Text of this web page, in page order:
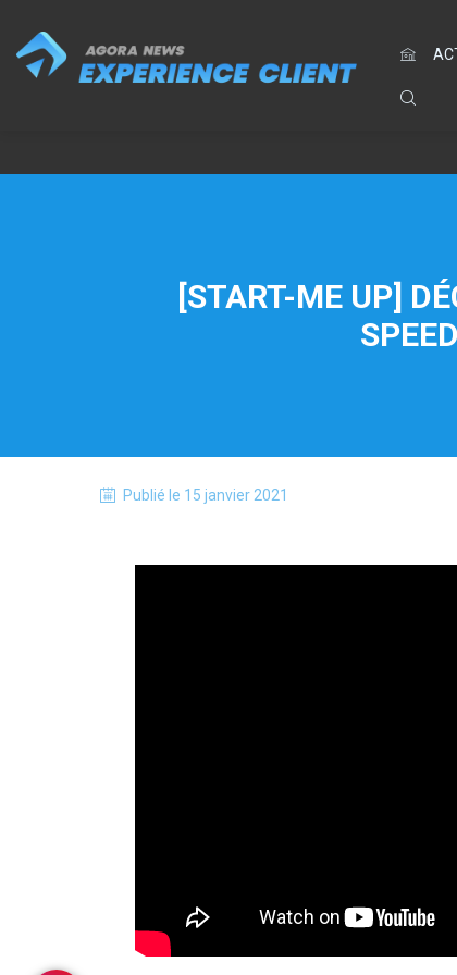
[START-ME UP]
Publié le 15 janvier 2021